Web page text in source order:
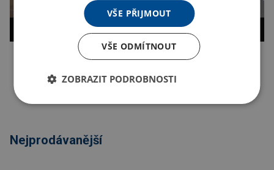
Nejprodávanější
VŠE PŘIJMOUT
VŠE ODMÍTNOUT
ZOBRAZIT PODROBNOSTI